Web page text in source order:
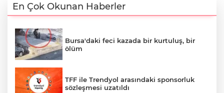
En Çok Okunan Haberler
Bursa'daki feci kazada bir kurtuluş, bir
ölüm
TFF ile Trendyol arasındaki sponsorluk
sözleşmesi uzatıldı